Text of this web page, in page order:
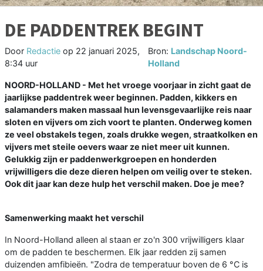
DE PADDENTREK BEGINT
Door Redactie op 22 januari 2025,
8:34 uur
Bron: Landschap Noord-
Holland
NOORD-HOLLAND - Met het vroege voorjaar in zicht gaat de
jaarlijkse paddentrek weer beginnen. Padden, kikkers en
salamanders maken massaal hun levensgevaarlijke reis naar
sloten en vijvers om zich voort te planten. Onderweg komen
ze veel obstakels tegen, zoals drukke wegen, straatkolken en
vijvers met steile oevers waar ze niet meer uit kunnen.
Gelukkig zijn er paddenwerkgroepen en honderden
vrijwilligers die deze dieren helpen om veilig over te steken.
Ook dit jaar kan deze hulp het verschil maken. Doe je mee?
Samenwerking maakt het verschil
In Noord-Holland alleen al staan er zo'n 300 vrijwilligers klaar
om de padden te beschermen. Elk jaar redden zij samen
duizenden amfibieën. "Zodra de temperatuur boven de 6 °C is